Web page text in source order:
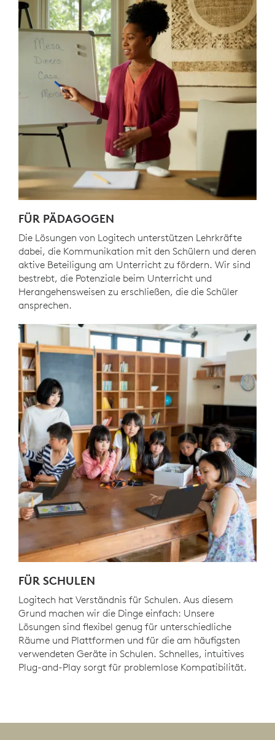
FÜR PÄDAGOGEN
Die Lösungen von Logitech unterstützen Lehrkräfte
dabei, die Kommunikation mit den Schülern und deren
aktive Beteiligung am Unterricht zu fördern. Wir sind
bestrebt, die Potenziale beim Unterricht und
Herangehensweisen zu erschließen, die die Schüler
ansprechen.
FÜR SCHULEN
Logitech hat Verständnis für Schulen. Aus diesem
Grund machen wir die Dinge einfach: Unsere
Lösungen sind flexibel genug für unterschiedliche
Räume und Plattformen und für die am häufigsten
verwendeten Geräte in Schulen. Schnelles, intuitives
Plug-and-Play sorgt für problemlose Kompatibilität.